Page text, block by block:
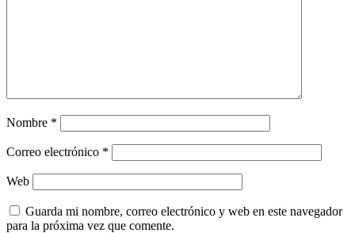
Nombre *
Correo electrónico *
Web
Guarda mi nombre, correo electrónico y web en este navegador
para la próxima vez que comente.